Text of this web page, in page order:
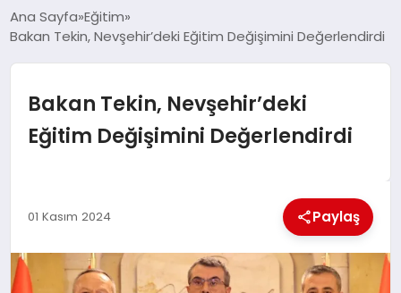
DÜNYA
EKONOMI
MAGAZIN
Ana Sayfa Eğitim
Bakan Tekin, Nevşehir’deki Eğitim Değişimini Değerlendirdi
Bakan Tekin, Nevşehir’deki
Eğitim Değişimini Değerlendirdi
01 Kasım 2024 Paylaş